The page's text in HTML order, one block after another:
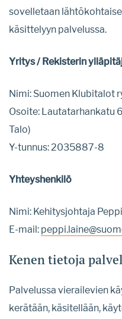
sovelletaan
käsittelyyn palvelussa.
Yritys / Rekisterin
Nimi: Suomen Klubitalot
Osoite: Lautatarhankatu
Talo)
Y-tunnus: 2035887-8
Yhteyshenkilö
Nimi: Kehitysjohtaja
E-mail:
Kenen tietoja
Palvelussa vierailevien
kerätään, käsitellään,